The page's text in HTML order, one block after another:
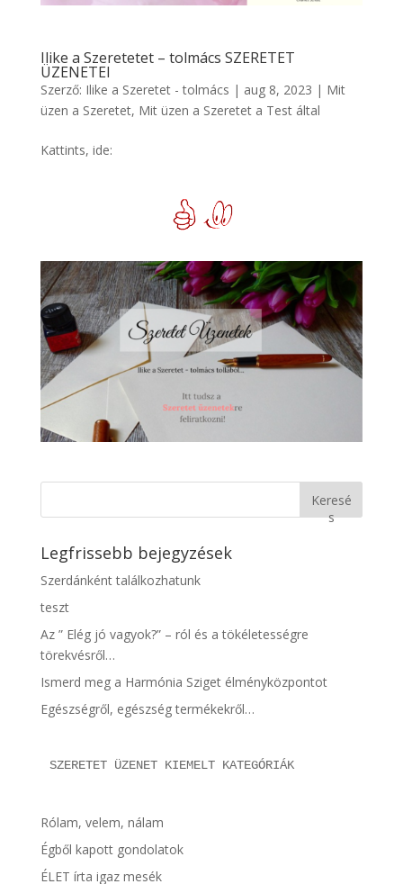
Ilike a Szeretetet – tolmács SZERETET
ÜZENETEI
Szerző: Ilike a Szeretet - tolmács | aug 8, 2023 | Mit
üzen a Szeretet, Mit üzen a Szeretet a Test által
Kattints, ide:
Keresé
s
Legfrissebb bejegyzések
Szerdánként találkozhatunk
teszt
Az ” Elég jó vagyok?” – ról és a tökéletességre
törekvésről…
Ismerd meg a Harmónia Sziget élményközpontot
Egészségről, egészség termékekről…
SZERETET ÜZENET KIEMELT KATEGÓRIÁK
Rólam, velem, nálam
Égből kapott gondolatok
ÉLET írta igaz mesék